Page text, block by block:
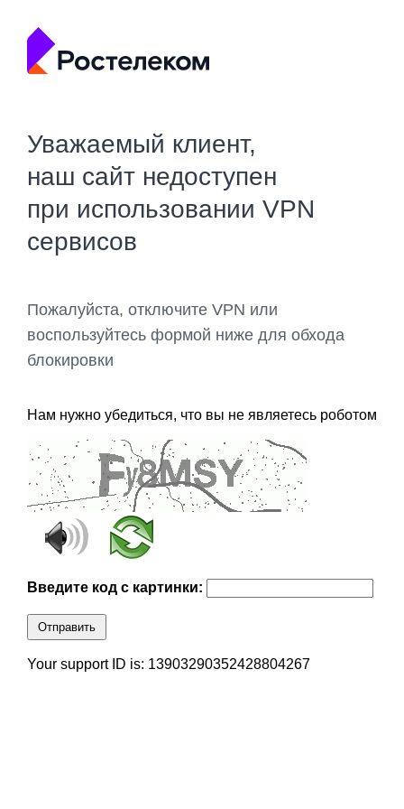
Уважаемый клиент,
наш сайт недоступен
при использовании VPN
сервисов
Пожалуйста, отключите VPN или
воспользуйтесь формой ниже для обхода
блокировки
Нам нужно убедиться, что вы не являетесь роботом
Введите код с картинки:
Отправить
Your support ID is: 13903290352428804267